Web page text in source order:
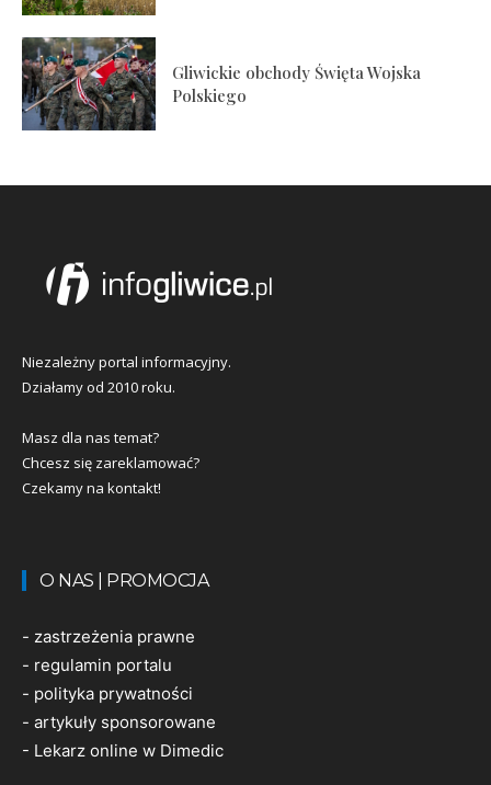
Gliwickie obchody Święta Wojska
Polskiego
Niezależny portal informacyjny.
Działamy od 2010 roku.
Masz dla nas temat?
Chcesz się zareklamować?
Czekamy na kontakt!
O NAS | PROMOCJA
- zastrzeżenia prawne
- regulamin portalu
- polityka prywatności
- artykuły sponsorowane
- Lekarz online w Dimedic